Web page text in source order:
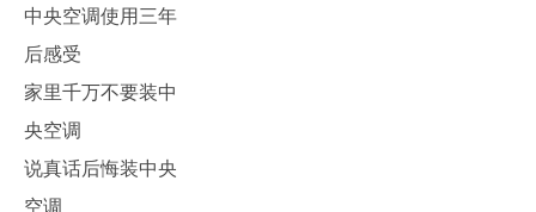
中央空调使用三年
后感受
家里千万不要装中
央空调
说真话后悔装中央
空调